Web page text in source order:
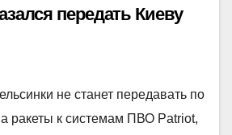
передать Киеву
не станет передавать по
ракеты к системам ПВО Patriot,